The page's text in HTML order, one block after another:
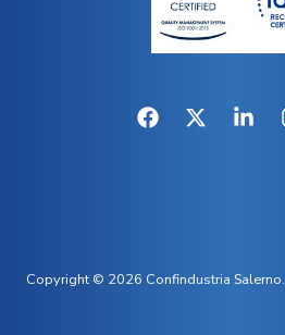
Copyright © 2026 Confindustria Salerno.